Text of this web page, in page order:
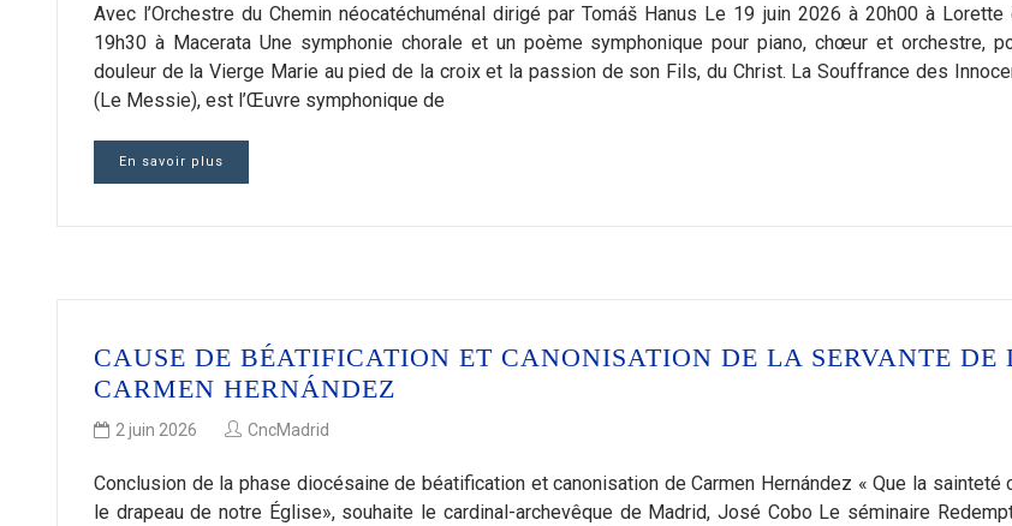
Avec l’Orchestre du Chemin néocatéchuménal dirigé par Tomáš Hanus Le 19 juin 2026 à 20h00 à
19h30 à Macerata Une symphonie chorale et un poème symphonique pour piano, chœur et orchestre,
douleur de la Vierge Marie au pied de la croix et la passion de son Fils, du Christ. La Souffrance des
(Le Messie), est l’Œuvre symphonique de
En savoir plus
CAUSE DE BÉATIFICATION ET CANONISATION DE LA SERVANTE DE
CARMEN HERNÁNDEZ
2 juin 2026 CncMadrid
Conclusion de la phase diocésaine de béatification et canonisation de Carmen Hernández « Que la sainteté
le drapeau de notre Église», souhaite le cardinal-archevêque de Madrid, José Cobo Le séminaire